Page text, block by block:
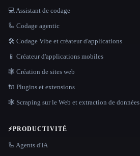
💻 Assistant de codage
🦾 Codage agentic
🛠️ Codage Vibe et créateur d'applications
📱 Créateur d'applications mobiles
🕸 Création de sites web
🔌 Plugins et extensions
🕸️ Scraping sur le Web et extraction de données
⚡PRODUCTIVITÉ
🦾 Agents d'IA